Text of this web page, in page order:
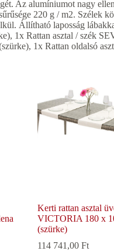
Az alumíniumot nagy
220 g / m2. Szélek
Állítható laposság
1x Rattan asztal / szék
1x Rattan oldalsó
Kerti rattan asztal
VICTORIA 180 x
(szürke)
114 741,00Ft